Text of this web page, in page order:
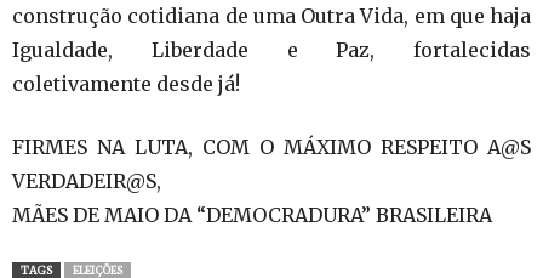
construção cotidiana de uma Outra Vida, em que haja
Igualdade, Liberdade e Paz, fortalecidas
coletivamente desde já!
FIRMES NA LUTA, COM O MÁXIMO RESPEITO A@S
VERDADEIR@S,
MÃES DE MAIO DA “DEMOCRADURA” BRASILEIRA
TAGS ELEIÇÕES